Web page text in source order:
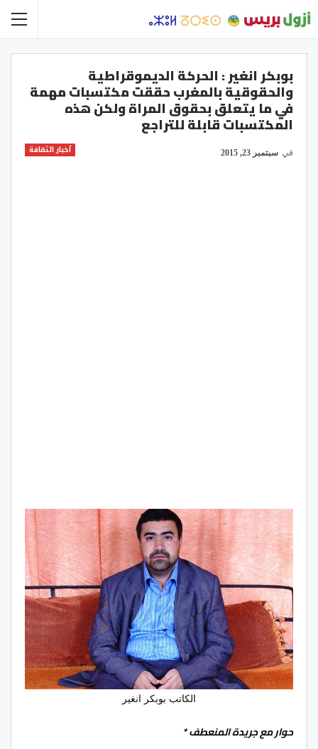
بوبكر انغير : الحركة الديموقراطية
والحقوقية بالمغرب حققت مكتسبات مهمة
في ما يتعلق بحقوق المراة ولكن هذه
المكتسبات قابلة للتراجع
أخبار الثقافة في سبتمبر 23, 2015
الكاتب بوبكر انغير
حوار مع جريدة المنعطف *